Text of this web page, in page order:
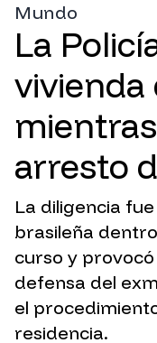
Mundo
La
vivienda
arresto
La diligencia
brasileña
curso y
defensa del
el
residencia.